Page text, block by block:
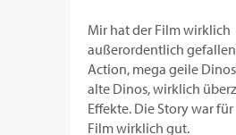
Mir hat der Film wirklich
außerordentlich
Action, mega geile
alte Dinos, wirklich
Effekte. Die Story war
Film wirklich gut.